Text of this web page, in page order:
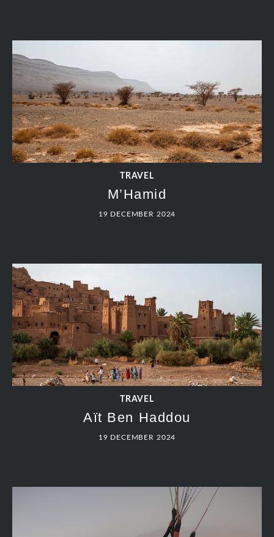
TRAVEL
M’Hamid
19 DECEMBER 2024
TRAVEL
Aït Ben Haddou
19 DECEMBER 2024